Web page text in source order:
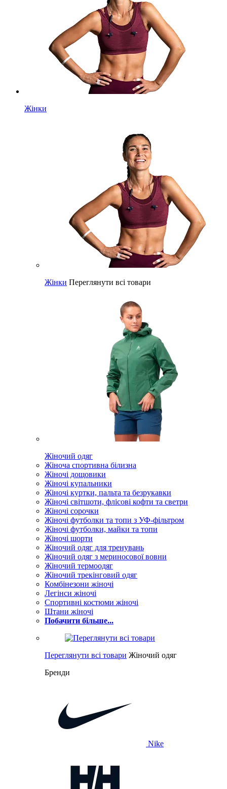
Жінки
Жінки Переглянути всі товари
Жіночий одяг
Жіноча спортивна білизна
Жіночі дощовики
Жіночі купальники
Жіночі куртки, пальта та безрукавки
Жіночі світшоти, флісові кофти та светри
Жіночі сорочки
Жіночі футболки та топи з УФ-фільтром
Жіночі футболки, майки та топи
Жіночі шорти
Жіночий одяг для тренувань
Жіночий одяг з мериносової вовни
Жіночий термоодяг
Жіночий трекінговий одяг
Комбінезони жіночі
Легінси жіночі
Спортивні костюми жіночі
Штани жіночі
Побачити більше...
Переглянути всі товари Жіночий одяг
Бренди
Nike